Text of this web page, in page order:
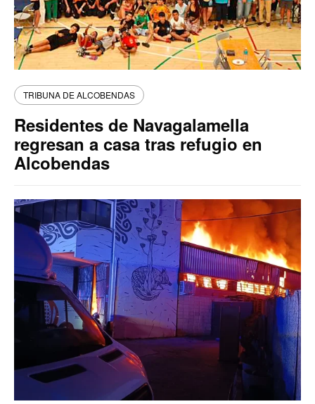
TRIBUNA DE ALCOBENDAS
Residentes de Navagalamella
regresan a casa tras refugio en
Alcobendas